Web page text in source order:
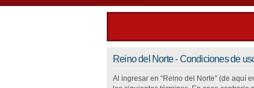
Reino del Norte - Condiciones de
Al ingresar en “Reino del Norte” (de aquí